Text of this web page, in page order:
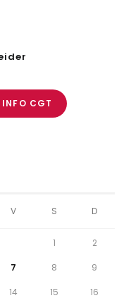
INFO CGT
V S D
1 2
7 8 9
14 15 16